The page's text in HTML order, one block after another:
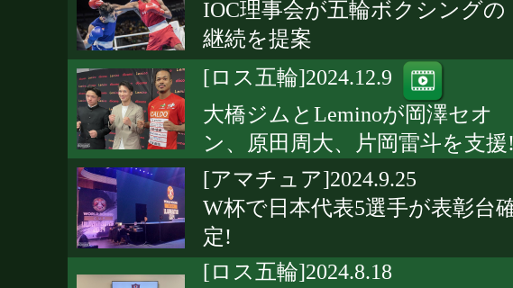
IOC理事会が五輪ボクシングの
継続を提案
[ロス五輪]2024.12.9
大橋ジムとLeminoが岡澤セオ
ン、原田周大、片岡雷斗を支援
[アマチュア]2024.9.25
W杯で日本代表5選手が表彰台
定!
[ロス五輪]2024.8.18